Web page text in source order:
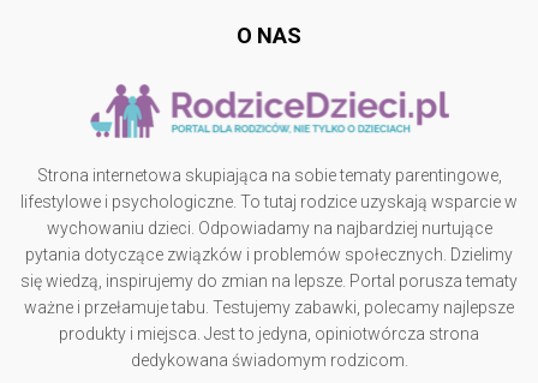
O NAS
Strona internetowa skupiająca na sobie tematy parentingowe,
lifestylowe i psychologiczne. To tutaj rodzice uzyskają wsparcie w
wychowaniu dzieci. Odpowiadamy na najbardziej nurtujące
pytania dotyczące związków i problemów społecznych. Dzielimy
się wiedzą, inspirujemy do zmian na lepsze. Portal porusza tematy
ważne i przełamuje tabu. Testujemy zabawki, polecamy najlepsze
produkty i miejsca. Jest to jedyna, opiniotwórcza strona
dedykowana świadomym rodzicom.